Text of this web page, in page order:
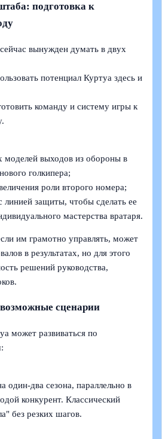
подготовка к
вынужден думать в двух
потенциал Куртуа здесь и
команду и систему игры к
моделей выходов из обороны в
голкипера;
роли второго номера;
линией защиты, чтобы сделать ее
мастерства вратаря.
им грамотно управлять, может
в результатах, но для этого
решений руководства,
сценарии
может развиваться по
один-два сезона, параллельно в
конкурент. Классический
без резких шагов.